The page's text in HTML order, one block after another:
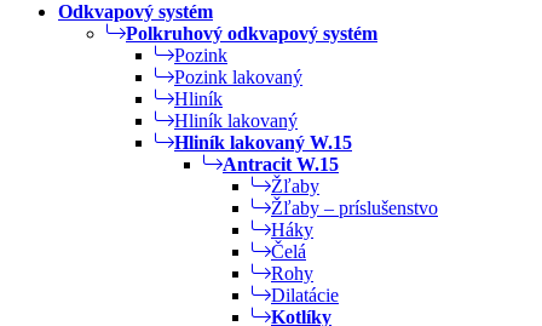
Odkvapový systém
Polkruhový odkvapový systém
Pozink
Pozink lakovaný
Hliník
Hliník lakovaný
Hliník lakovaný W.15
Antracit W.15
Žľaby
Žľaby – príslušenstvo
Háky
Čelá
Rohy
Dilatácie
Kotlíky